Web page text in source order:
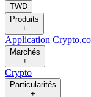
TWD
Produits
+
Application
Marchés
+
Crypto
Particularités
+